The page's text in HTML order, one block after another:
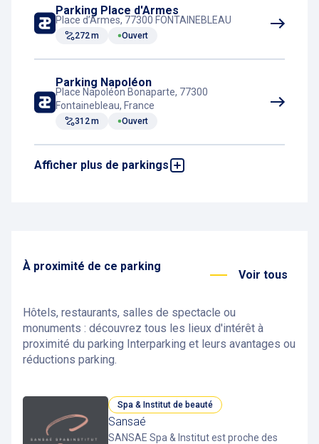
Parking Place d'Armes
Place d’Armes, 77300 FONTAINEBLEAU
272 m Ouvert
Parking Napoléon
Place Napoléon Bonaparte, 77300
Fontainebleau, France
312 m Ouvert
Afficher plus de parkings
Parking Château
À proximité de ce parking
Voir tous
Hôtels, restaurants, salles de spectacle ou
monuments : découvrez tous les lieux d'intérêt à
proximité du parking Interparking et leurs avantages ou
réductions parking.
Spa & Institut de beauté
Sansaé
SANSAE Spa & Institut est proche des